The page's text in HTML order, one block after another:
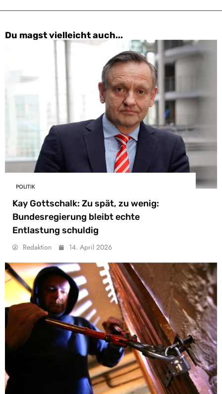
Du magst vielleicht auch...
POLITIK
Kay Gottschalk: Zu spät, zu wenig:
Bundesregierung bleibt echte
Entlastung schuldig
Redaktion 14. April 2026